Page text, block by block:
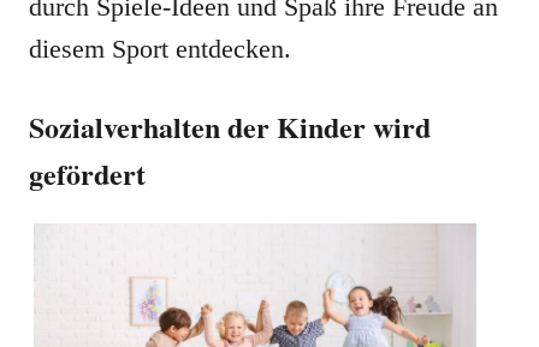
durch Spiele-Ideen und Spaß ihre Freude an
diesem Sport entdecken.
Sozialverhalten der Kinder wird
gefördert